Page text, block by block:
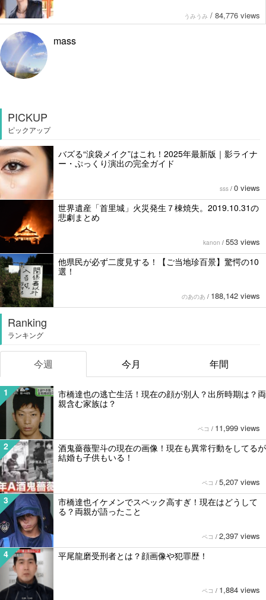
うみうみ / 84,776 views
mass
PICKUP
ピックアップ
バズる“涙袋メイク”はこれ！2025年最新版｜影ライナ
ー・ぷっくり演出の完全ガイド
sss / 0 views
世界遺産「首里城」火災発生７棟焼失。2019.10.31の
悲劇まとめ
kanon / 553 views
他県民が必ず二度見する！【ご当地珍百景】驚愕の10
選！
のあのあ / 188,142 views
Ranking
ランキング
今週 今月 年間
1
市橋達也の逃亡生活！現在の顔が別人？出所時期は？両
親含む家族は？
ペコ / 11,999 views
2
酒鬼薔薇聖斗の現在の画像！現在も異常行動をしてるが
結婚も子供もいる！
ペコ / 5,207 views
3
市橋達也イケメンでスペック高すぎ！現在はどうして
る？両親が語ったこと
ペコ / 2,397 views
4 平尾龍磨受刑者とは？顔画像や犯罪歴！
ペコ / 1,884 views